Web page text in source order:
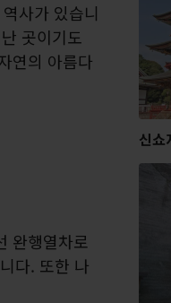
사가 있습니
곳이기도
연의 아름다
완행열차로
다. 또한 나
신쇼